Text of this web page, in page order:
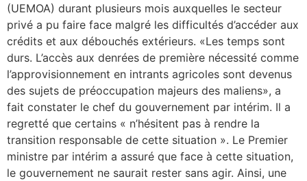
(UEMOA) durant plusieurs mois auxquelles le secteur
privé a pu faire face malgré les difficultés d’accéder aux
crédits et aux débouchés extérieurs. «Les temps sont
durs. L’accès aux denrées de première nécessité comme
l’approvisionnement en intrants agricoles sont devenus
des sujets de préoccupation majeurs des maliens», a
fait constater le chef du gouvernement par intérim. Il a
regretté que certains « n’hésitent pas à rendre la
transition responsable de cette situation ». Le Premier
ministre par intérim a assuré que face à cette situation,
le gouvernement ne saurait rester sans agir. Ainsi, une